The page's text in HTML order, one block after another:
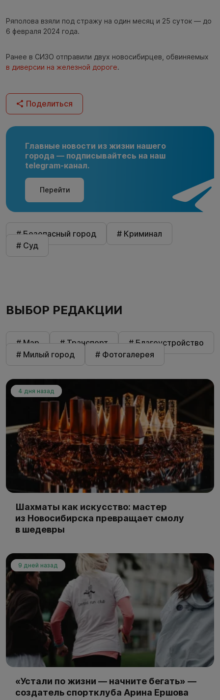
Ряполова взяли под стражу на один месяц и 25 суток — до
6 февраля 2024 года.
Ранее в СИЗО отправили двух новосибирцев, обвиняемых
в диверсии на железной дороге.
Поделиться
Главные новости из жизни нашего
города — подписывайтесь на наш
telegram-канал.
Перейти
# Безопасный город
# Криминал
# Суд
ВЫБОР РЕДАКЦИИ
# Мэр # Транспорт
# Благоустройство
# Милый город
# Фотогалерея
4 дня назад
Шахматы как искусство: мастер
из Новосибирска превращает смолу
в шедевры
9 дней назад
«Устали по жизни — начните бегать» —
создатель спортклуба Арина Ершова